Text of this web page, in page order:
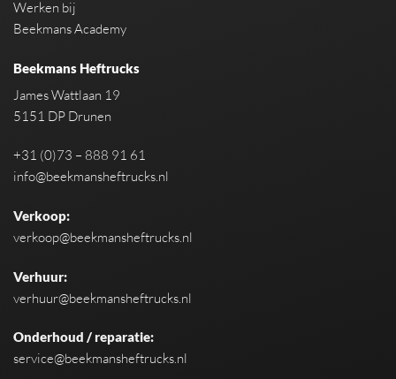
Werken bij
Beekmans Academy
Beekmans Heftrucks
James Wattlaan 19
5151 DP Drunen
+31 (0)73 – 888 91 61
info@beekmansheftrucks.nl
Verkoop:
verkoop@beekmansheftrucks.nl
Verhuur:
verhuur@beekmansheftrucks.nl
Onderhoud / reparatie:
service@beekmansheftrucks.nl